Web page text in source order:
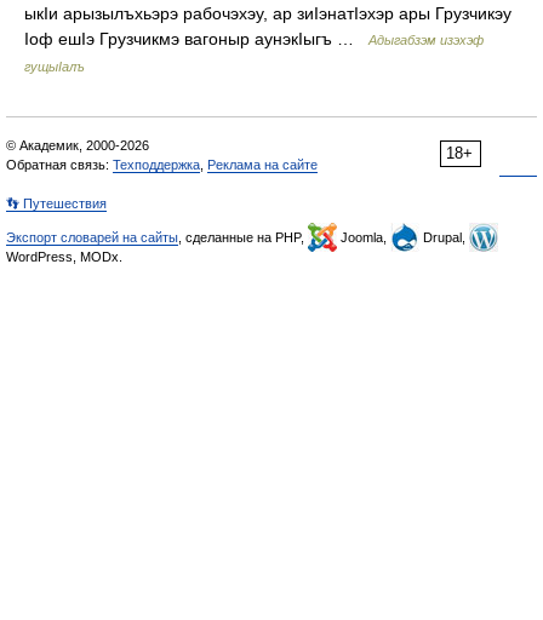
ыкIи арызылъхьэрэ рабочэхэу, ар зиIэнатIэхэр ары Грузчикэу
Iоф ешIэ Грузчикмэ вагоныр аунэкIыгъ …
Адыгабзэм изэхэф
гущыIалъ
18+
© Академик, 2000-2026
Обратная связь: Техподдержка Реклама на сайте
👣 Путешествия
Экспорт словарей на сайты , сделанные на PHP, Joomla,
Drupal,
WordPress, MODx.